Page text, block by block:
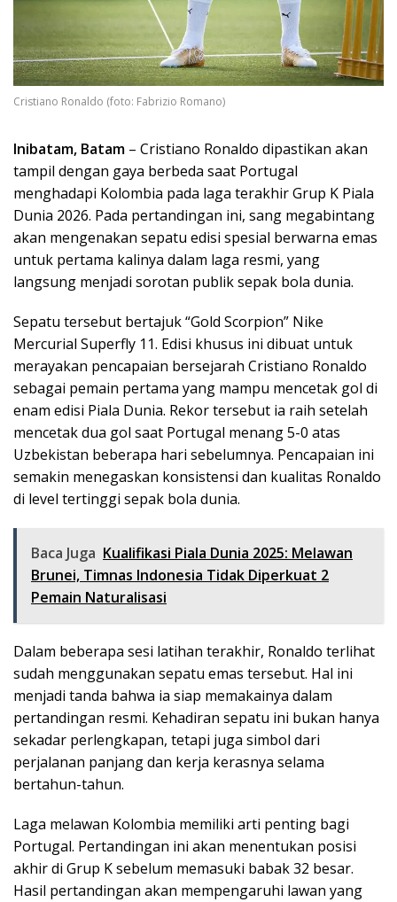
Cristiano Ronaldo (foto: Fabrizio Romano)
Inibatam, Batam – Cristiano Ronaldo dipastikan akan
tampil dengan gaya berbeda saat Portugal
menghadapi Kolombia pada laga terakhir Grup K Piala
Dunia 2026. Pada pertandingan ini, sang megabintang
akan mengenakan sepatu edisi spesial berwarna emas
untuk pertama kalinya dalam laga resmi, yang
langsung menjadi sorotan publik sepak bola dunia.
Sepatu tersebut bertajuk “Gold Scorpion” Nike
Mercurial Superfly 11. Edisi khusus ini dibuat untuk
merayakan pencapaian bersejarah Cristiano Ronaldo
sebagai pemain pertama yang mampu mencetak gol di
enam edisi Piala Dunia. Rekor tersebut ia raih setelah
mencetak dua gol saat Portugal menang 5-0 atas
Uzbekistan beberapa hari sebelumnya. Pencapaian ini
semakin menegaskan konsistensi dan kualitas Ronaldo
di level tertinggi sepak bola dunia.
Baca Juga Kualifikasi Piala Dunia 2025: Melawan
Brunei, Timnas Indonesia Tidak Diperkuat 2
Pemain Naturalisasi
Dalam beberapa sesi latihan terakhir, Ronaldo terlihat
sudah menggunakan sepatu emas tersebut. Hal ini
menjadi tanda bahwa ia siap memakainya dalam
pertandingan resmi. Kehadiran sepatu ini bukan hanya
sekadar perlengkapan, tetapi juga simbol dari
perjalanan panjang dan kerja kerasnya selama
bertahun-tahun.
Laga melawan Kolombia memiliki arti penting bagi
Portugal. Pertandingan ini akan menentukan posisi
akhir di Grup K sebelum memasuki babak 32 besar.
Hasil pertandingan akan mempengaruhi lawan yang